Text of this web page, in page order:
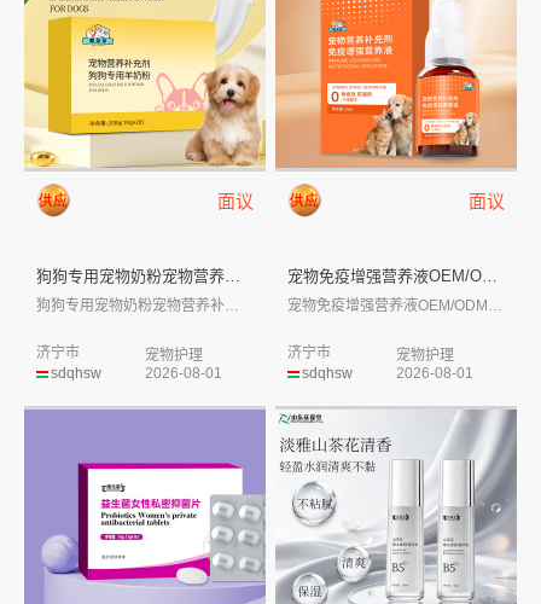
面议
狗狗专用宠物奶粉宠物营养补充剂定制代加工...
sdqhsw
济宁市
宠物护理
2026-08-01
面议
宠物免疫增强营养液OEM/ODM代加工生...
sdqhsw
济宁市
宠物护理
2026-08-01